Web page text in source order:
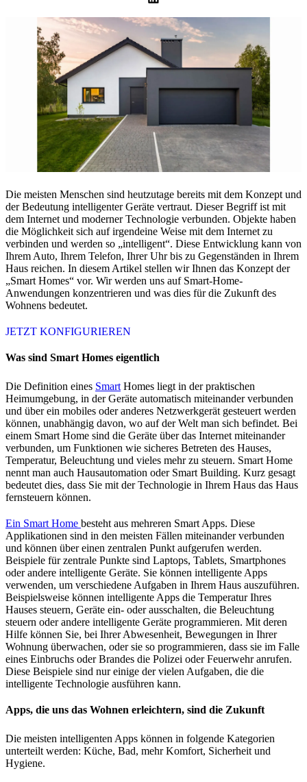
Die meisten Menschen sind heutzutage bereits mit dem Konzept und
der Bedeutung intelligenter Geräte vertraut. Dieser Begriff ist mit
dem Internet und moderner Technologie verbunden. Objekte haben
die Möglichkeit sich auf irgendeine Weise mit dem Internet zu
verbinden und werden so „intelligent“. Diese Entwicklung kann von
Ihrem Auto, Ihrem Telefon, Ihrer Uhr bis zu Gegenständen in Ihrem
Haus reichen. In diesem Artikel stellen wir Ihnen das Konzept der
„Smart Homes“ vor. Wir werden uns auf Smart-Home-
Anwendungen konzentrieren und was dies für die Zukunft des
Wohnens bedeutet.
JETZT KONFIGURIEREN
Was sind Smart Homes eigentlich
Die Definition eines Smart Homes liegt in der praktischen
Heimumgebung, in der Geräte automatisch miteinander verbunden
und über ein mobiles oder anderes Netzwerkgerät gesteuert werden
können, unabhängig davon, wo auf der Welt man sich befindet. Bei
einem Smart Home sind die Geräte über das Internet miteinander
verbunden, um Funktionen wie sicheres Betreten des Hauses,
Temperatur, Beleuchtung und vieles mehr zu steuern. Smart Home
nennt man auch Hausautomation oder Smart Building. Kurz gesagt
bedeutet dies, dass Sie mit der Technologie in Ihrem Haus das Haus
fernsteuern können.
Ein Smart Home besteht aus mehreren Smart Apps. Diese
Applikationen sind in den meisten Fällen miteinander verbunden
und können über einen zentralen Punkt aufgerufen werden.
Beispiele für zentrale Punkte sind Laptops, Tablets, Smartphones
oder andere intelligente Geräte. Sie können intelligente Apps
verwenden, um verschiedene Aufgaben in Ihrem Haus auszuführen.
Beispielsweise können intelligente Apps die Temperatur Ihres
Hauses steuern, Geräte ein- oder ausschalten, die Beleuchtung
steuern oder andere intelligente Geräte programmieren. Mit deren
Hilfe können Sie, bei Ihrer Abwesenheit, Bewegungen in Ihrer
Wohnung überwachen, oder sie so programmieren, dass sie im Falle
eines Einbruchs oder Brandes die Polizei oder Feuerwehr anrufen.
Diese Beispiele sind nur einige der vielen Aufgaben, die die
intelligente Technologie ausführen kann.
Apps, die uns das Wohnen erleichtern, sind die Zukunft
Die meisten intelligenten Apps können in folgende Kategorien
unterteilt werden: Küche, Bad, mehr Komfort, Sicherheit und
Hygiene.